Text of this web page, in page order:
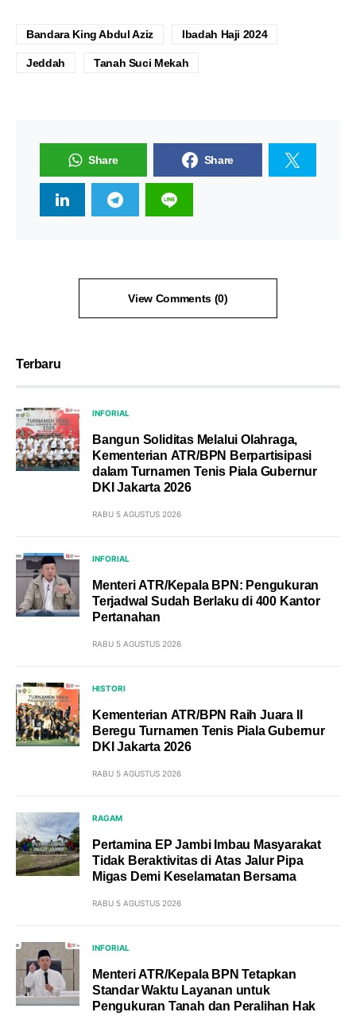
Bandara King Abdul Aziz Ibadah Haji 2024
Jeddah Tanah Suci Mekah
Share Share
View Comments (0)
Terbaru
INFORIAL
Bangun Soliditas Melalui Olahraga,
Kementerian ATR/BPN Berpartisipasi
dalam Turnamen Tenis Piala Gubernur
DKI Jakarta 2026
RABU 5 AGUSTUS 2026
INFORIAL
Menteri ATR/Kepala BPN: Pengukuran
Terjadwal Sudah Berlaku di 400 Kantor
Pertanahan
RABU 5 AGUSTUS 2026
HISTORI
Kementerian ATR/BPN Raih Juara II
Beregu Turnamen Tenis Piala Gubernur
DKI Jakarta 2026
RABU 5 AGUSTUS 2026
RAGAM
Pertamina EP Jambi Imbau Masyarakat
Tidak Beraktivitas di Atas Jalur Pipa
Migas Demi Keselamatan Bersama
RABU 5 AGUSTUS 2026
INFORIAL
Menteri ATR/Kepala BPN Tetapkan
Standar Waktu Layanan untuk
Pengukuran Tanah dan Peralihan Hak